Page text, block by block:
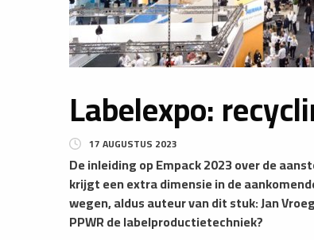
Labelexpo:
17 AUGUSTUS 2023
De inleiding op Empack 2023 over de
krijgt een extra dimensie in de
wegen, aldus auteur van dit stuk: Jan
PPWR de labelproductietechniek?